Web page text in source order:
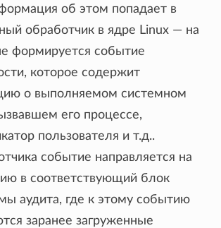
об этом попадает в
обработчик в ядре Linux — на
формируется событие
которое содержит
о выполняемом системном
его процессе,
пользователя и т.д..
событие направляется на
в соответствующий блок
аудита, где к этому событию
заранее загруженные